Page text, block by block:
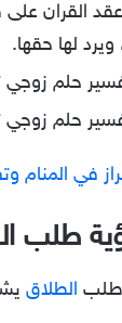
القران
لها حقها.
حلم زوجي
حلم زوجي
في المنام
طلب
طلب الطلاق